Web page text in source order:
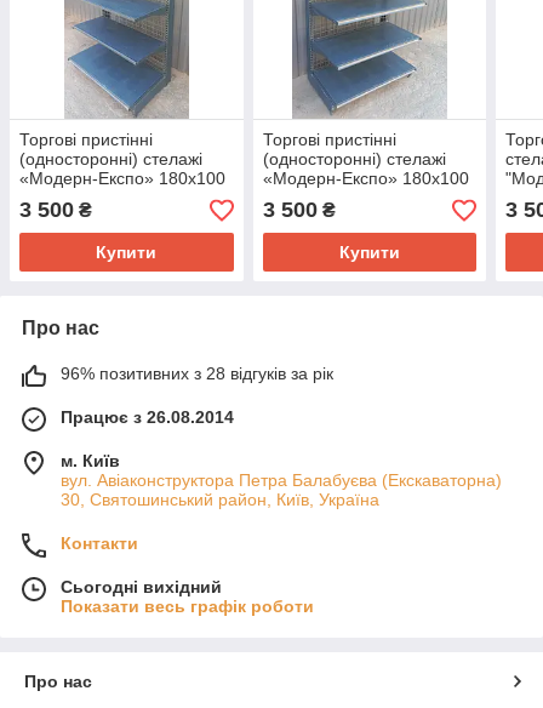
Торгові пристінні
(односторонні) стелажі
«Модерн-Експо» 180х100
см., чорний, Б/у
3 500 ₴
Купити
Торгові пристінні
(односторонні) стелажі
«Модерн-Експо» 180х100
см., чорний, Б/у
3 500₴
Купити
см.,
у
3
Про нас
96% позитивних з 28 відгуків за рік
Працює з 26.08.2014
м. Київ
вул. Авіаконструктора Петра Балабуєва (Екскаваторна)
30, Святошинський район, Київ, Україна
Контакти
Сьогодні вихідний
Показати весь графік роботи
Про нас